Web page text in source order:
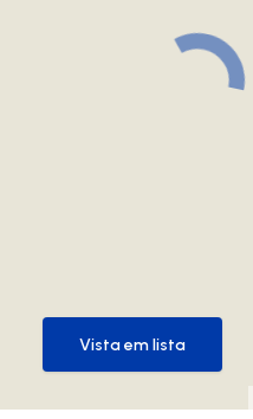
Vista em lista
Vista em lista